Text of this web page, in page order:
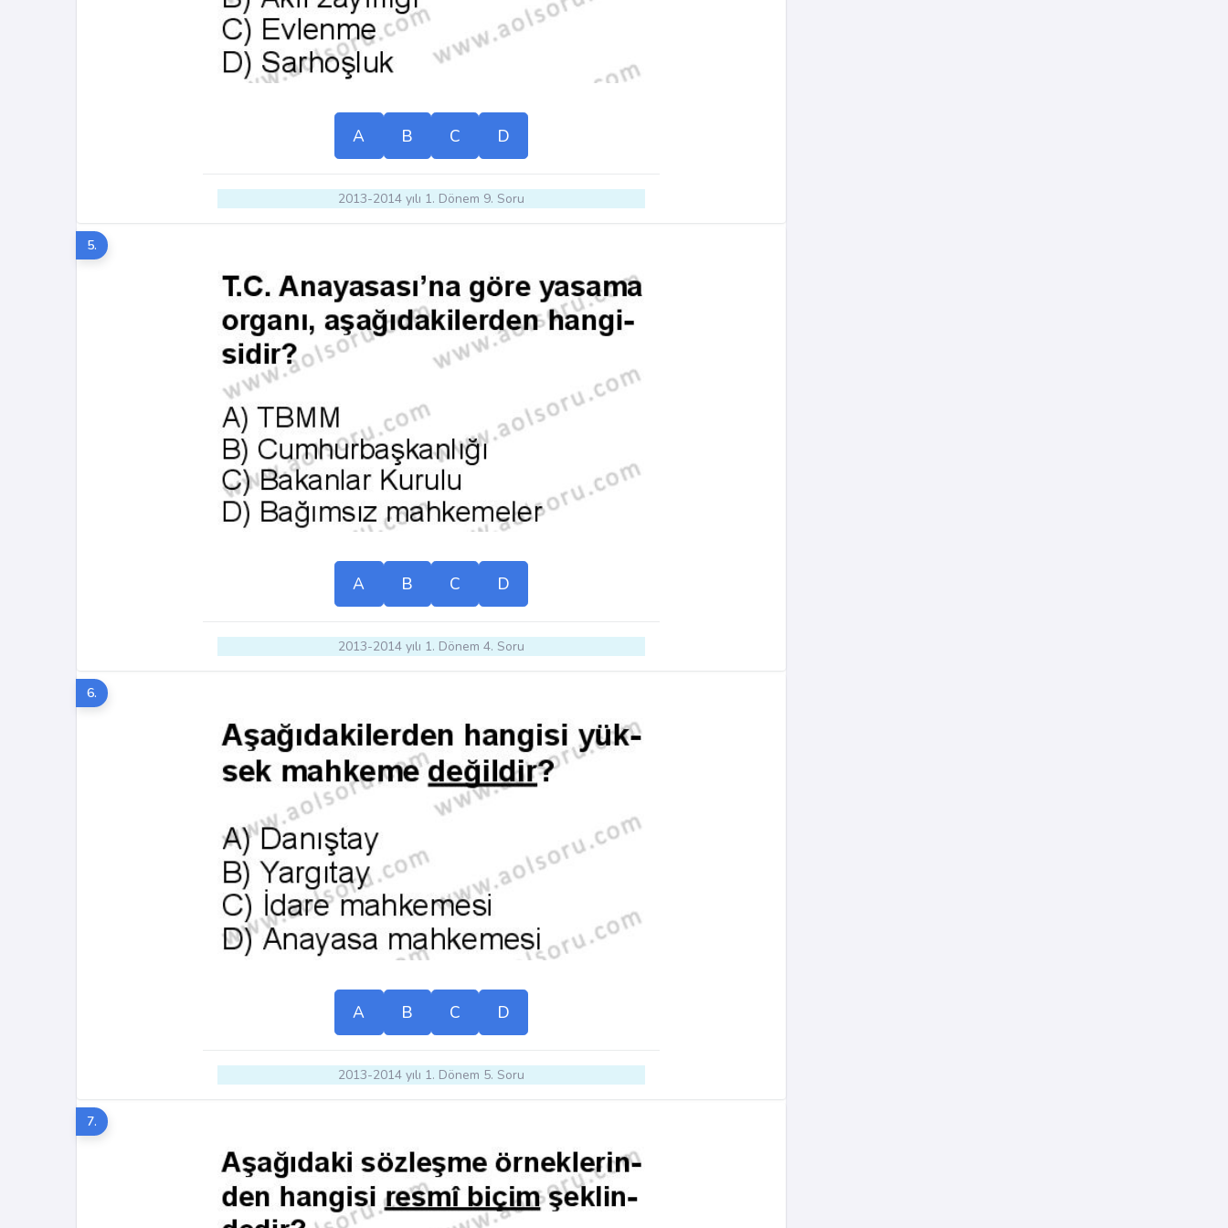
A B C D
2013-2014 yılı 1. Dönem 9. Soru
5.
A B C D
2013-2014 yılı 1. Dönem 4. Soru
6.
A B C D
2013-2014 yılı 1. Dönem 5. Soru
7.